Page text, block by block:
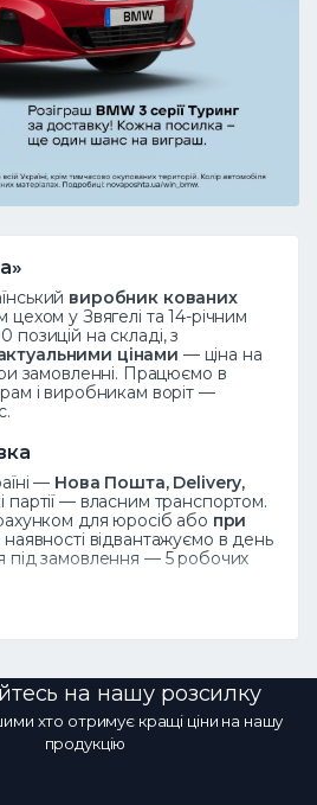
виробник кованих
цехом у Звягелі та 14-річним
на складі, з
цінами — ціна на
замовленні. Працюємо в
і виробникам воріт —
— Нова Пошта, Delivery,
партії — власним транспортом.
для юросіб або при
наявності відвантажуємо в день
під замовлення — 5 робочих
товар у кошик або
700 10 13 — менеджер
на нашу розсилку
хто отримує кращі ціни на нашу
продукцію